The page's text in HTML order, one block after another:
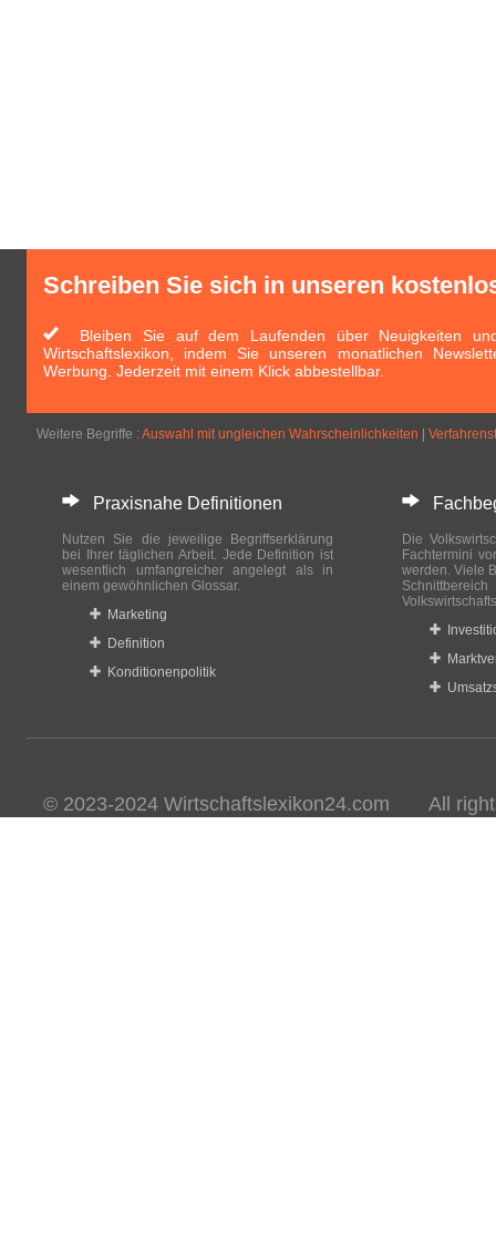
Schreiben Sie sich in unseren
Bleiben Sie auf dem Laufenden über Neuigkeiten
Wirtschaftslexikon, indem Sie unseren monatlichen
Werbung. Jederzeit mit einem Klick abbestellbar.
Weitere Begriffe : Auswahl mit ungleichen Wahrscheinlichkei­ten
Praxisnahe Definitionen
Nutzen Sie die jeweilige Begriffserklärung
bei Ihrer täglichen Arbeit. Jede Definition ist
wesentlich umfangreicher angelegt als in
einem gewöhnlichen Glossar.
Marketing
Definition
Konditionenpolitik
Die
Fachtermini
werden. Viele
© 2023-2024 Wirtschaftslexikon24.com All